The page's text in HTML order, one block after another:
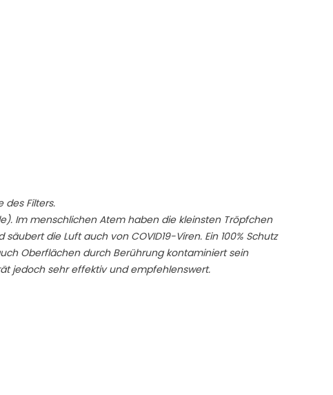
des Filters.
Im menschlichen Atem haben die kleinsten Tröpfchen
säubert die Luft auch von COVID19-Viren. Ein 100% Schutz
Oberflächen durch Berührung kontaminiert sein
jedoch sehr effektiv und empfehlenswert.